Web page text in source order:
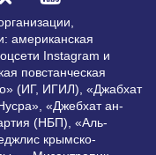
американская
Instagram и
повстанческая
(ИГ, ИГИЛ), «Джабхат
«Джебхат ан-
(НБП), «Аль-
крымско-